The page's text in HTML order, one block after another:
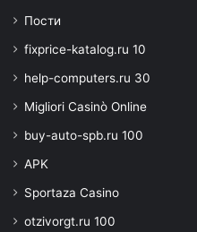
Пости
fixprice-katalog.ru 10
help-computers.ru 30
Migliori Casinò Online
buy-auto-spb.ru 100
APK
Sportaza Casino
otzivorgt.ru 100